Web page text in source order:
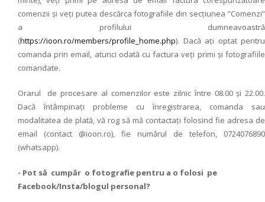
comenzii și veți putea descărca fotografiile din secțiunea ”Comenzi”
a profilului dumneavoastră
(https://ioon.ro/members/profile_home.php). Dacă ați optat pentru
comanda prin email, atunci odată cu factura veți primi și fotografiile
comandate.
Orarul de procesare al comenzilor este zilnic între 08.00 și 22.00.
Dacă întâmpinați probleme cu înregistrarea, comanda sau
modalitatea de plată, vă rog să mă contactați folosind fie adresa de
email (contact @ioon.ro), fie numărul de telefon, 0724076890
(whatsapp).
- Pot să cumpăr o fotografie pentru a o folosi pe
Facebook/Insta/blogul personal?